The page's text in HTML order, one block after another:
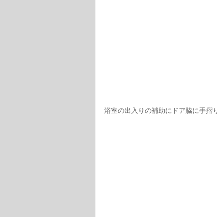
浴室の出入りの補助にドア脇に手摺